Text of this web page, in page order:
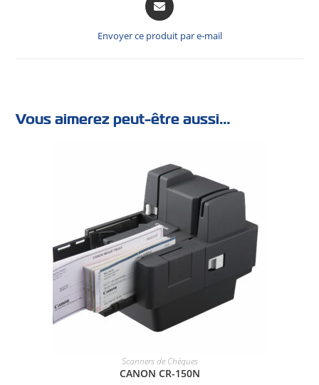
Envoyer ce produit par e-mail
Vous aimerez peut-être aussi…
Scanners de Chèques
CANON CR-150N